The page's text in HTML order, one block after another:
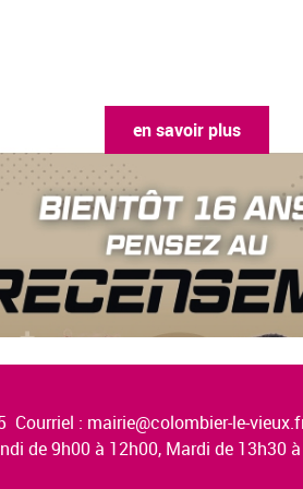
en savoir plus
Courriel : mairie@colombier-le-
de 9h00 à 12h00, Mardi de